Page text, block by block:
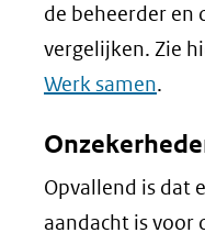
de beheerder en
vergelijken. Zie
Werk samen.
Opvallend is dat
aandacht is voor